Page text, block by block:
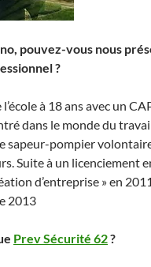
pouvez-vous nous
?
l’école à 18 ans avec un
dans le monde du
sapeur-pompier
Suite à un licenciement
d’entreprise » en
2013
Prev Sécurité 62?